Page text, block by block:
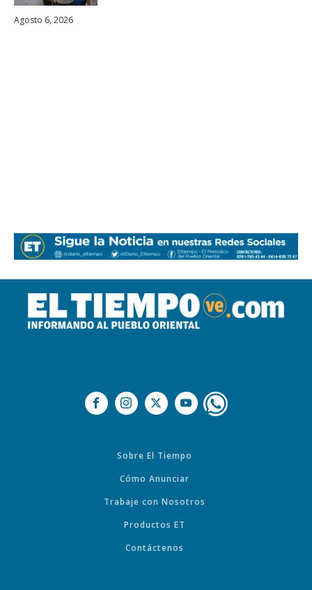
Agosto 6, 2026
Sobre El Tiempo
Cómo Anunciar
Trabaje con Nosotros
Productos ET
Contáctenos